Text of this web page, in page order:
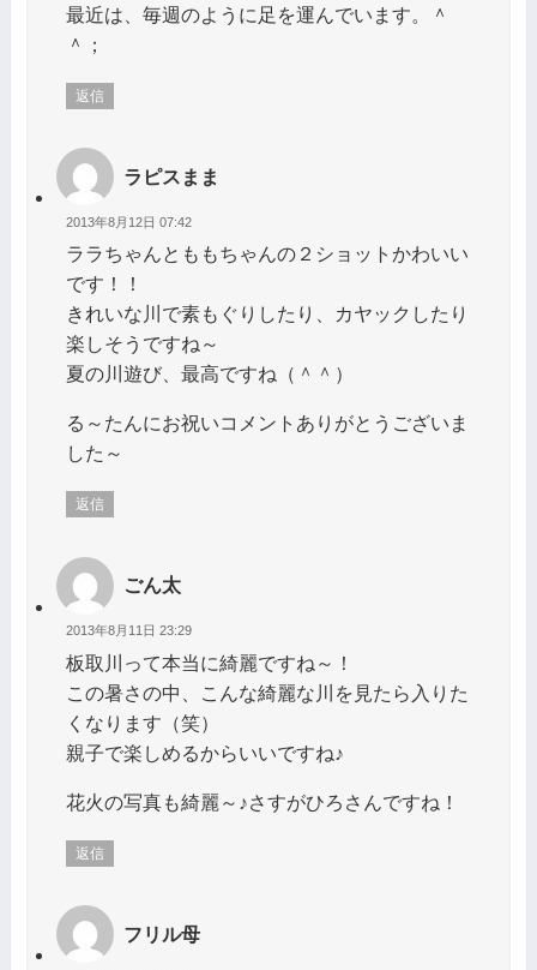
最近は、毎週のように足を運んでいます。＾
＾；
返信
ラピスまま
2013年8月12日 07:42
ララちゃんとももちゃんの２ショットかわいい
です！！
きれいな川で素もぐりしたり、カヤックしたり
楽しそうですね～
夏の川遊び、最高ですね（＾＾）
る～たんにお祝いコメントありがとうございま
した～
返信
ごん太
2013年8月11日 23:29
板取川って本当に綺麗ですね～！
この暑さの中、こんな綺麗な川を見たら入りた
くなります（笑）
親子で楽しめるからいいですね♪
花火の写真も綺麗～♪さすがひろさんですね！
返信
フリル母